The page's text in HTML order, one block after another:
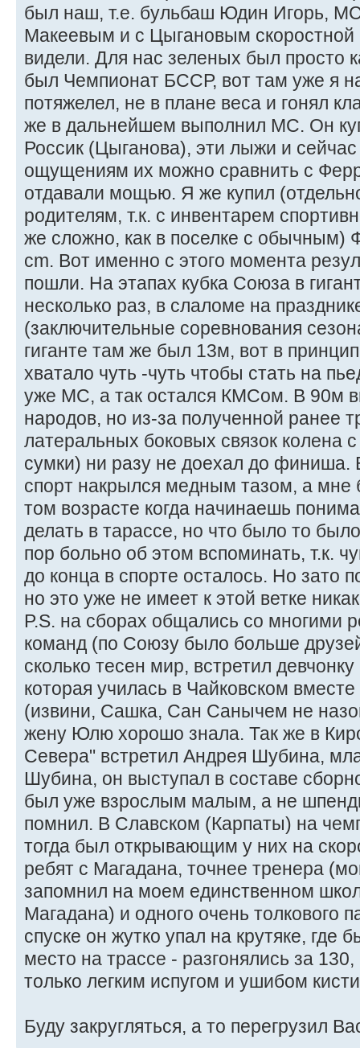
был наш, т.е. бульбаш Юдин Игорь,
Макеевым и с Цыгановым скоростной
видели. Для нас зеленых был просто
был Чемпионат БССР, вот там уже я
потяжелел, не в плане веса и гонял
же в дальнейшем выполнил МС. Он
Россик (Цыганова), эти лыжи и
ощущениям их можно сравнить с
отдавали мощью. Я же купил
родителям, т.к. с инвентарем
же сложно, как в поселке с обычным)
cm. Вот именно с этого момента
пошли. На этапах кубка Союза в
несколько раз, в слаломе на
(заключительные соревнования
гиганте там же был 13м, вот в
хватало чуть -чуть чтобы стать на
уже МС, а так остался КМСом. В 90м
народов, но из-за полученной ранее
латеральных боковых связок колена
сумки) ни разу не доехал до
спорт накрылся медным тазом, а мне
том возрасте когда начинаешь
делать в тарассе, но что было то
пор больно об этом вспоминать, т.к.
до конца в спорте осталось. Но зато
но это уже не имеет к этой ветке
P.S. на сборах общались со многими
команд (по Союзу было больше
сколько тесен мир, встретил
которая училась в Чайковском
(извини, Сашка, Сан Санычем не
жену Юлю хорошо знала. Так же в
Севера" встретил Андрея Шубина,
Шубина, он выступал в составе
был уже взрослым малым, а не
помнил. В Славском (Карпаты) на
тогда был открывающим у них на
ребят с Магадана, точнее тренера
запомнил на моем единственном
Магадана) и одного очень толкового
спуске он жутко упал на крутяке, где
место на трассе - разгонялись за
только легким испугом и ушибом
Буду закругляться, а то перегрузил